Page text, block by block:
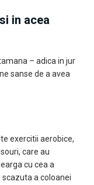
in acea
– adica in jur
sanse de a avea
exercitii aerobice,
care au
cu cea a
scazuta a coloanei